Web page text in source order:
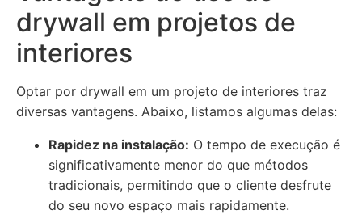
drywall em projetos de
interiores
Optar por drywall em um projeto de interiores traz
diversas vantagens. Abaixo, listamos algumas delas:
Rapidez na instalação: O tempo de execução é
significativamente menor do que métodos
tradicionais, permitindo que o cliente desfrute
do seu novo espaço mais rapidamente.